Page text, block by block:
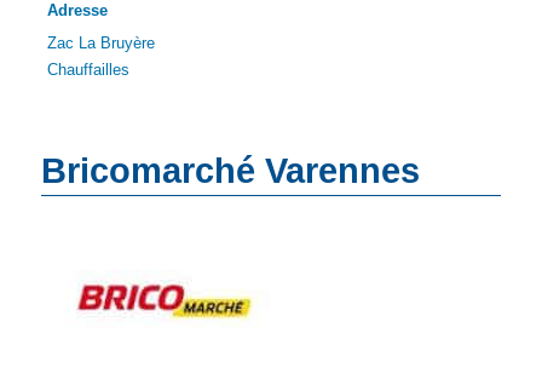
Adresse
Zac La Bruyère
Chauffailles
Bricomarché Varennes